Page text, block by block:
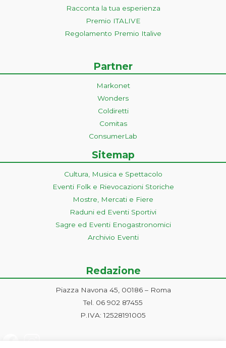
Racconta la tua esperienza
Premio ITALIVE
Regolamento Premio Italive
Partner
Markonet
Wonders
Coldiretti
Comitas
ConsumerLab
Sitemap
Cultura, Musica e Spettacolo
Eventi Folk e Rievocazioni Storiche
Mostre, Mercati e Fiere
Raduni ed Eventi Sportivi
Sagre ed Eventi Enogastronomici
Archivio Eventi
Redazione
Piazza Navona 45, 00186 – Roma
Tel. 06 902 87455
P.IVA: 12528191005